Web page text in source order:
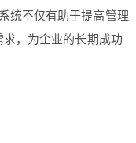
统不仅有助于提高管理
，为企业的长期成功